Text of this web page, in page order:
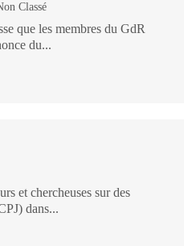
Classé
que les membres du GdR
du...
et chercheuses sur des
dans...